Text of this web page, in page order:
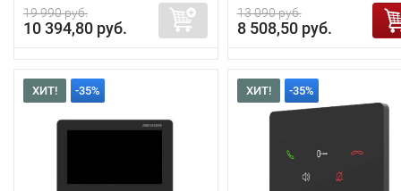
19 990 руб.
10 394,80 руб.
13 090 руб.
8 508,50 руб.
ХИТ! -35% ХИТ! -35%